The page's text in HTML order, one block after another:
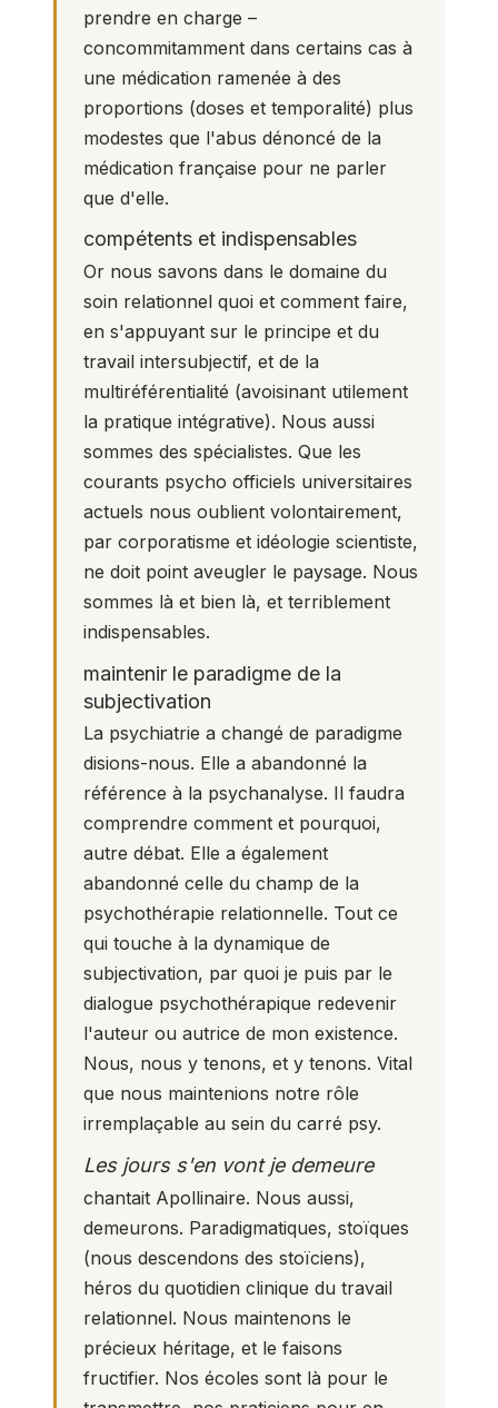
prendre en charge –
concommitamment dans certains cas à
une médication ramenée à des
proportions (doses et temporalité) plus
modestes que l'abus dénoncé de la
médication française pour ne parler
que d'elle.
compétents et indispensables
Or nous savons dans le domaine du
soin relationnel quoi et comment faire,
en s'appuyant sur le principe et du
travail intersubjectif, et de la
multiréférentialité (avoisinant utilement
la pratique intégrative). Nous aussi
sommes des spécialistes. Que les
courants psycho officiels universitaires
actuels nous oublient volontairement,
par corporatisme et idéologie scientiste,
ne doit point aveugler le paysage. Nous
sommes là et bien là, et terriblement
indispensables.
maintenir le paradigme de la
subjectivation
La psychiatrie a changé de paradigme
disions-nous. Elle a abandonné la
référence à la psychanalyse. Il faudra
comprendre comment et pourquoi,
autre débat. Elle a également
abandonné celle du champ de la
psychothérapie relationnelle. Tout ce
qui touche à la dynamique de
subjectivation, par quoi je puis par le
dialogue psychothérapique redevenir
l'auteur ou autrice de mon existence.
Nous, nous y tenons, et y tenons. Vital
que nous maintenions notre rôle
irremplaçable au sein du carré psy.
Les jours s'en vont je demeure
chantait Apollinaire. Nous aussi,
demeurons. Paradigmatiques, stoïques
(nous descendons des stoïciens),
héros du quotidien clinique du travail
relationnel. Nous maintenons le
précieux héritage, et le faisons
fructifier. Nos écoles sont là pour le